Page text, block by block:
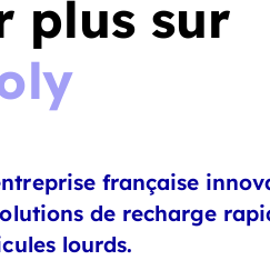
plus sur
française
de recharge
lourds.